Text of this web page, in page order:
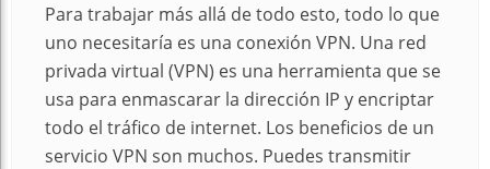
Para trabajar más allá de todo esto, todo lo que
uno necesitaría es una conexión VPN. Una red
privada virtual (VPN) es una herramienta que se
usa para enmascarar la dirección IP y encriptar
todo el tráfico de internet. Los beneficios de un
servicio VPN son muchos. Puedes transmitir